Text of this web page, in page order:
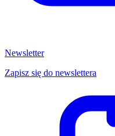
Newsletter
Zapisz się do newslettera